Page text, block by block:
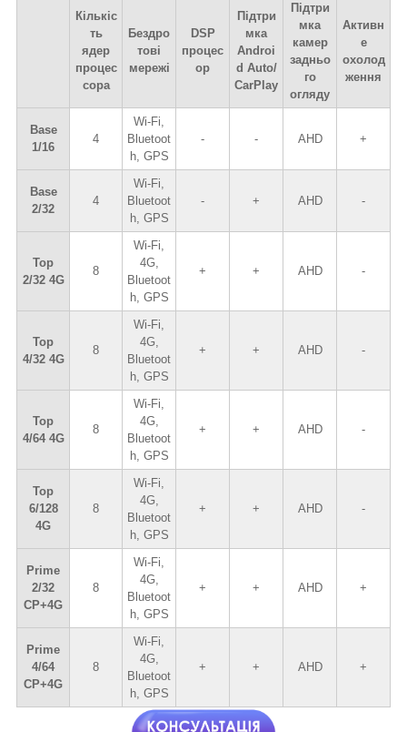
Кількіс
ть
ядер
процес
сора
Бездро
тові
мережі
DSP
процес
ор
Підтри
мка
Androi
d Auto/
CarPlay
Підтри
мка
камер
задньо
го
огляду
Активн
е
охолод
ження
Base
1/16
4
Wi-Fi,
Bluetoot
h, GPS
- - AHD +
Base
2/32
4
Wi-Fi,
Bluetoot
h, GPS
- + AHD -
Top
2/32 4G
8
Wi-Fi,
4G,
Bluetoot
h, GPS
+ + AHD -
Top
4/32 4G
8
Wi-Fi,
4G,
Bluetoot
h, GPS
+ + AHD -
Top
4/64 4G
8
Wi-Fi,
4G,
Bluetoot
h, GPS
+ + AHD -
Top
6/128
4G
8
Wi-Fi,
4G,
Bluetoot
h, GPS
+ + AHD -
Prime
2/32
CP+4G
8
Wi-Fi,
4G,
Bluetoot
h, GPS
+ + AHD +
Prime
4/64
CP+4G
8
Wi-Fi,
4G,
Bluetoot
h, GPS
+ + AHD +